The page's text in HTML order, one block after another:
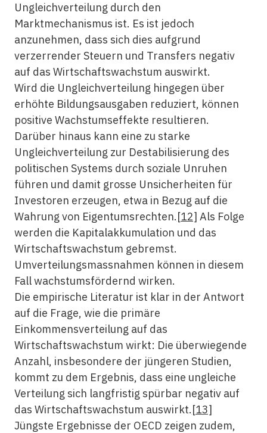
Ungleichverteilung durch den
Marktmechanismus ist. Es ist jedoch
anzunehmen, dass sich dies aufgrund
verzerrender Steuern und Transfers negativ
auf das Wirtschaftswachstum auswirkt.
Wird die Ungleichverteilung hingegen über
erhöhte Bildungsausgaben reduziert, können
positive Wachstumseffekte resultieren.
Darüber hinaus kann eine zu starke
Ungleichverteilung zur Destabilisierung des
politischen Systems durch soziale Unruhen
führen und damit grosse Unsicherheiten für
Investoren erzeugen, etwa in Bezug auf die
Wahrung von Eigentumsrechten.[12] Als Folge
werden die Kapitalakkumulation und das
Wirtschaftswachstum gebremst.
Umverteilungsmassnahmen können in diesem
Fall wachstumsfördernd wirken.
Die empirische Literatur ist klar in der Antwort
auf die Frage, wie die primäre
Einkommensverteilung auf das
Wirtschaftswachstum wirkt: Die überwiegende
Anzahl, insbesondere der jüngeren Studien,
kommt zu dem Ergebnis, dass eine ungleiche
Verteilung sich langfristig spürbar negativ auf
das Wirtschaftswachstum auswirkt.[13]
Jüngste Ergebnisse der OECD zeigen zudem,